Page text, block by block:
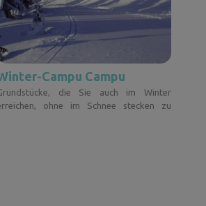
Campu Campu
die Sie auch im Winter
ohne im Schnee stecken zu